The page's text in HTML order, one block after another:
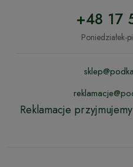
+48 17
Poniedziałek-
Reklamacje